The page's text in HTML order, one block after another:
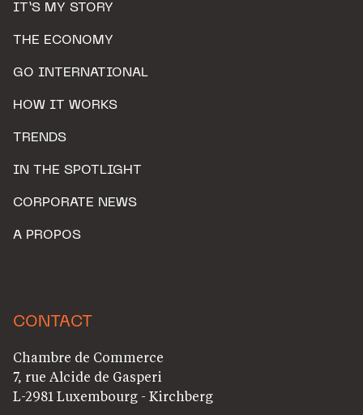
IT’S MY STORY
THE ECONOMY
GO INTERNATIONAL
HOW IT WORKS
TRENDS
IN THE SPOTLIGHT
CORPORATE NEWS
A PROPOS
CONTACT
Chambre de Commerce
7, rue Alcide de Gasperi
L-2981 Luxembourg - Kirchberg